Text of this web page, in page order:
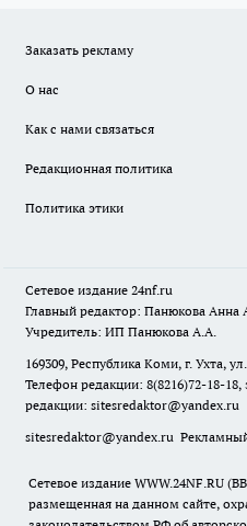
Заказать рекламу
О нас
Как с нами связаться
Редакционная политика
Политика этики
Сетевое издание 24nf.ru
Главный редактор: Панюкова Анна
Учредитель: ИП Панюкова А.А.
169309, Республика Коми, г. Ухта,
Телефон редакции: 8(8216)72-18-18,
редакции: sitesredaktor@yandex.ru
sitesredaktor@yandex.ru
Сетевое издание WWW.24NF.RU
размещенная на данном сайте,